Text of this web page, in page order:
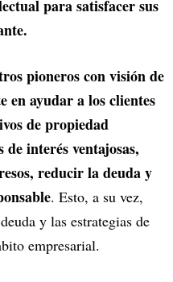
para satisfacer sus
pioneros con visión de
en ayudar a los clientes
de propiedad
interés ventajosas,
reducir la deuda y
. Esto, a su vez,
y las estrategias de
empresarial.